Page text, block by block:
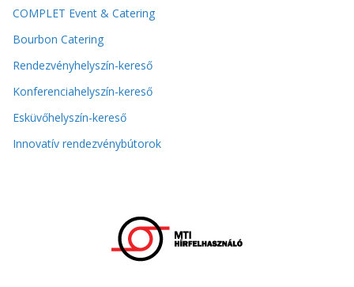
COMPLET Event & Catering
Bourbon Catering
Rendezvényhelyszín-kereső
Konferenciahelyszín-kereső
Esküvőhelyszín-kereső
Innovatív rendezvénybútorok